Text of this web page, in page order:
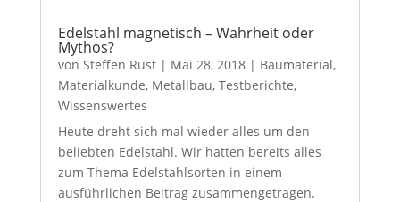
Edelstahl magnetisch – Wahrheit oder
Mythos?
von Steffen Rust| Mai 28, 2018| Baumaterial,
Materialkunde, Metallbau, Testberichte,
Wissenswertes
Heute dreht sich mal wieder alles um den
beliebten Edelstahl. Wir hatten bereits alles
zum Thema Edelstahlsorten in einem
ausführlichen Beitrag zusammengetragen.